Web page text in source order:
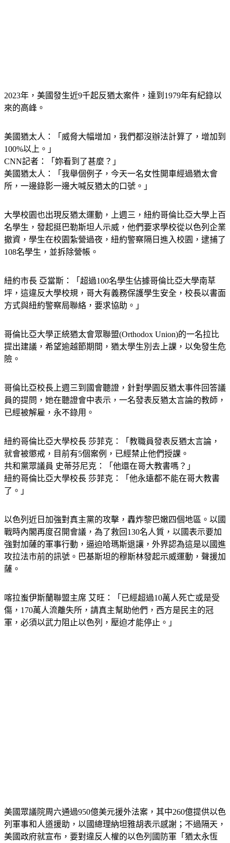
2023年，美國發生近9千起反猶太案件，達到1979年有紀錄以
來的高峰。
美國猶太人：「威脅大幅增加，我們都沒辦法計算了，增加到
100%以上。」
CNN記者：「妳看到了甚麼？」
美國猶太人：「我舉個例子，今天一名女性開車經過猶太會
所，一邊錄影一邊大喊反猶太的口號。」
大學校園也出現反猶太運動，上週三，紐約哥倫比亞大學上百
名學生，發起挺巴勒斯坦人示威，他們要求學校從以色列企業
撤資，學生在校園紮營過夜，紐約警察隔日進入校園，逮捕了
108名學生，並拆除營帳。
紐約市長 亞當斯：「超過100名學生佔據哥倫比亞大學南草
坪，這違反大學校規，哥大有義務保護學生安全，校長以書面
方式與紐約警察局聯絡，要求協助。」
哥倫比亞大學正統猶太會眾聯盟(Orthodox Union)的一名拉比
提出建議，希望逾越節期間，猶太學生別去上課，以免發生危
險。
哥倫比亞校長上週三到國會聽證，針對學園反猶太事件回答議
員的提問，她在聽證會中表示，一名發表反猶太言論的教師，
已經被解雇，永不錄用。
紐約哥倫比亞大學校長 莎菲克：「教職員發表反猶太言論，
就會被懲戒，目前有5個案例，已經禁止他們授課。
共和黨眾議員 史蒂芬尼克：「他還在哥大教書嗎？」
紐約哥倫比亞大學校長 莎菲克：「他永遠都不能在哥大教書
了。」
以色列近日加強對真主黨的攻擊，轟炸黎巴嫩四個地區。以國
戰時內閣再度召開會議，為了救回130名人質，以國表示要加
強對加薩的軍事行動，逼迫哈瑪斯退讓，外界認為這是以國進
攻拉法市前的訊號。巴基斯坦的穆斯林發起示威運動，聲援加
薩。
喀拉蚩伊斯蘭聯盟主席 艾旺：「已經超過10萬人死亡或是受
傷，170萬人流離失所，請真主幫助他們，西方是民主的冠
軍，必須以武力阻止以色列，壓迫才能停止。」
美國眾議院周六通過950億美元援外法案，其中260億提供以色
列軍事和人道援助，以國總理納坦雅胡表示感謝；不過隔天，
美國政府就宣布，要對違反人權的以色列國防軍「猶太永恆